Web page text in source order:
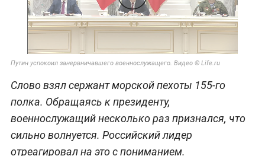
Путин успокоил занервничавшего военнослужащего. Видео © Life.ru
Слово взял сержант морской пехоты 155-го
полка. Обращаясь к президенту,
военнослужащий несколько раз признался, что
сильно волнуется. Российский лидер
отреагировал на это с пониманием.